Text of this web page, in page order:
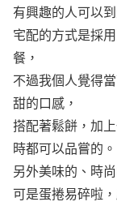
有興趣的人可以
宅配的方式是採
餐，
不過我個人覺得
甜的口感，
搭配著鬆餅，加
時都可以品嘗的。
另外美味的、時
可是蛋捲易碎啦